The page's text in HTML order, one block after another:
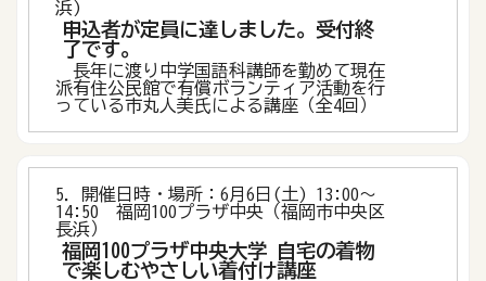
浜)
申込者が定員に達しました。受付終
了です。
長年に渡り中学国語科講師を勤めて現在
派有住公民館で有償ボランティア活動を行
っている市丸人美氏による講座（全4回）
5．開催日時・場所：6月6日(土) 13:00〜
14:50 福岡100プラザ中央（福岡市中央区
長浜）
福岡100プラザ中央大学 自宅の着物
で楽しむやさしい着付け講座